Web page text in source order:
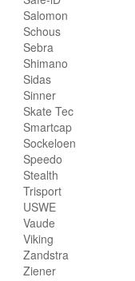
Salomon
Schous
Sebra
Shimano
Sidas
Sinner
Skate Tec
Smartcap
Sockeloen
Speedo
Stealth
Trisport
USWE
Vaude
Viking
Zandstra
Ziener